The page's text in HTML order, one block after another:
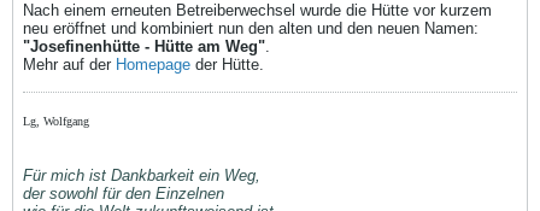
Nach einem erneuten Betreiberwechsel wurde die Hütte vor kurzem
neu eröffnet und kombiniert nun den alten und den neuen Namen:
"Josefinenhütte - Hütte am Weg".
Mehr auf der Homepage der Hütte.
Lg, Wolfgang
Für mich ist Dankbarkeit ein Weg,
der sowohl für den Einzelnen